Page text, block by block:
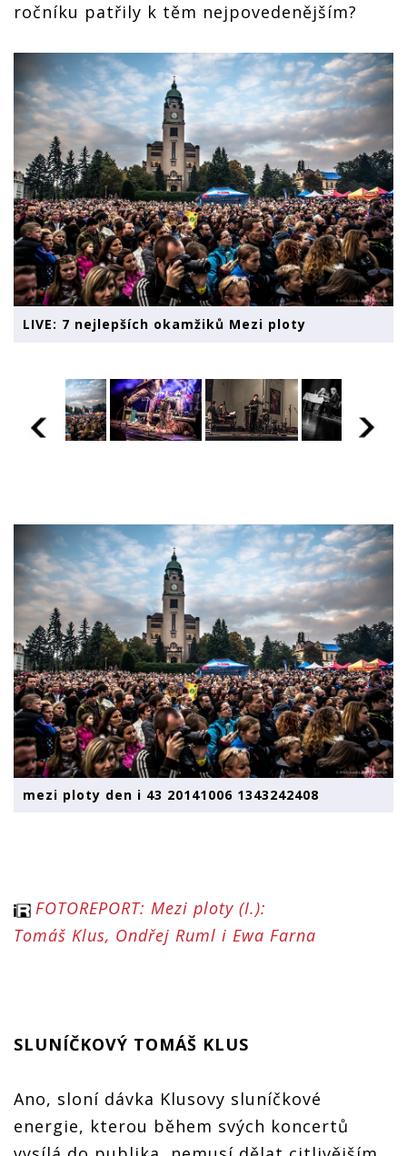
ročníku patřily k těm nejpovedenějším?
LIVE: 7 nejlepších okamžiků Mezi ploty
mezi ploty den i 43 20141006 1343242408
FOTOREPORT: Mezi ploty (I.):
Tomáš Klus, Ondřej Ruml i Ewa Farna
SLUNÍČKOVÝ TOMÁŠ KLUS
Ano, sloní dávka Klusovy sluníčkové
energie, kterou během svých koncertů